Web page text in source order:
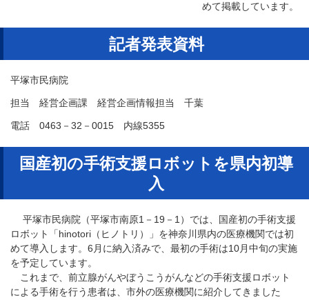
めて掲載しています。
記者発表資料
平塚市民病院
担当 経営企画課 経営企画情報担当 千葉
電話 0463－32－0015 内線5355
国産初の手術支援ロボットを県内初導
入
平塚市民病院（平塚市南原1－19－1）では、国産初の手術支援
ロボット「hinotori（ヒノトリ）」を神奈川県内の医療機関では初
めて導入します。6月に納入済みで、最初の手術は10月中旬の実施
を予定しています。
これまで、前立腺がんやぼうこうがんなどの手術支援ロボット
による手術を行う患者は、市外の医療機関に紹介してきました